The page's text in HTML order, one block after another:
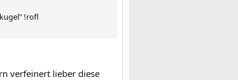
!rofl
verfeinert lieber diese